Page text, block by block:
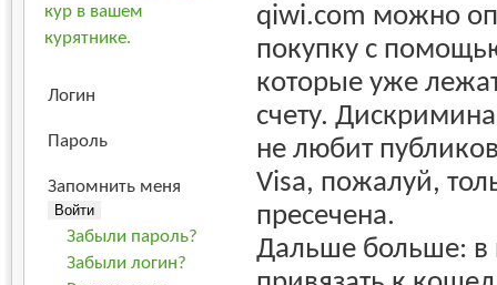
кур в вашем
курятнике.
Логин
Пароль
Запомнить меня
Забыли пароль?
Забыли логин?
qiwi.com можно
покупку с
которые уже
счету.
не любит
Visa, пожалуй,
пресечена.
Дальше больше: в